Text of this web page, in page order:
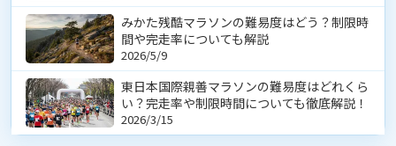
みかた残酷マラソンの難易度はどう？制限時
間や完走率についても解説
2026/5/9
東日本国際親善マラソンの難易度はどれくら
い？完走率や制限時間についても徹底解説！
2026/3/15